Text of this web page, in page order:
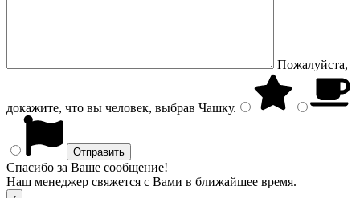
Пожалуйста,
докажите, что вы человек, выбрав Чашку.
Спасибо за Ваше сообщение!
Наш менеджер свяжется с Вами в ближайшее время.